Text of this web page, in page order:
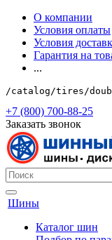
О компании
Условия оплаты
Условия
Гарантия на
...
/catalog/tires/
+7 (800) 700-88-25
Заказать звонок
Шины
Каталог шин